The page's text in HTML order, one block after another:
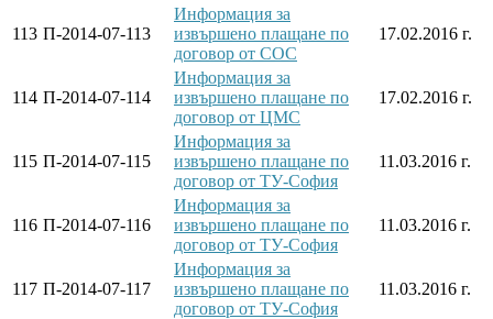
113 П-2014-07-113
Информация за
извършено плащане по
договор от СОС
17.02.2016 г.
114 П-2014-07-114
Информация за
извършено плащане по
договор от ЦМС
17.02.2016 г.
115 П-2014-07-115
Информация за
извършено плащане по
договор от ТУ-София
11.03.2016 г.
116 П-2014-07-116
Информация за
извършено плащане по
договор от ТУ-София
11.03.2016 г.
117 П-2014-07-117
Информация за
извършено плащане по
договор от ТУ-София
11.03.2016 г.